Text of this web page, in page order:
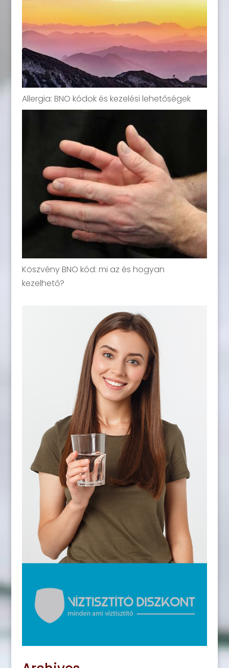
Allergia: BNO kódok és kezelési lehetőségek
Köszvény BNO kód: mi az és hogyan
kezelhető?